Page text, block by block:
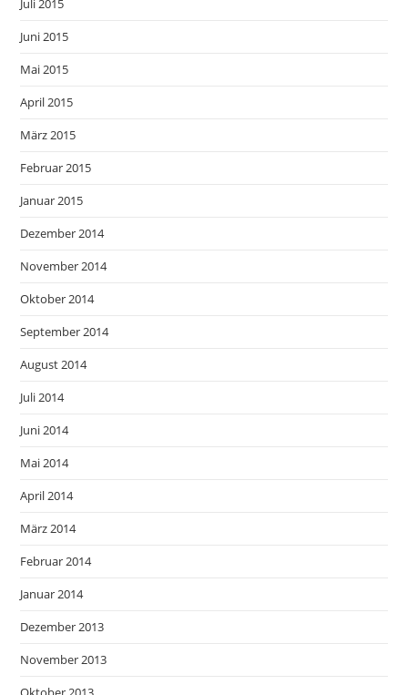
Juli 2015
Juni 2015
Mai 2015
April 2015
März 2015
Februar 2015
Januar 2015
Dezember 2014
November 2014
Oktober 2014
September 2014
August 2014
Juli 2014
Juni 2014
Mai 2014
April 2014
März 2014
Februar 2014
Januar 2014
Dezember 2013
November 2013